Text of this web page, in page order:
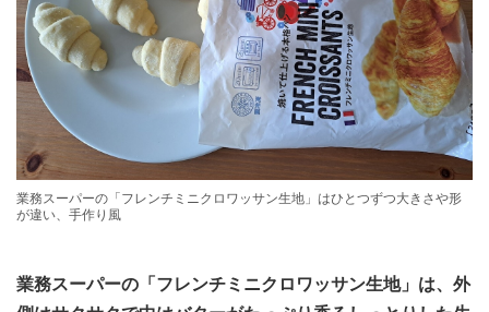
業務スーパーの「フレンチミニクロワッサン生地」はひとつずつ大きさや形
が違い、手作り風
業務スーパーの「フレンチミニクロワッサン生地」は、外